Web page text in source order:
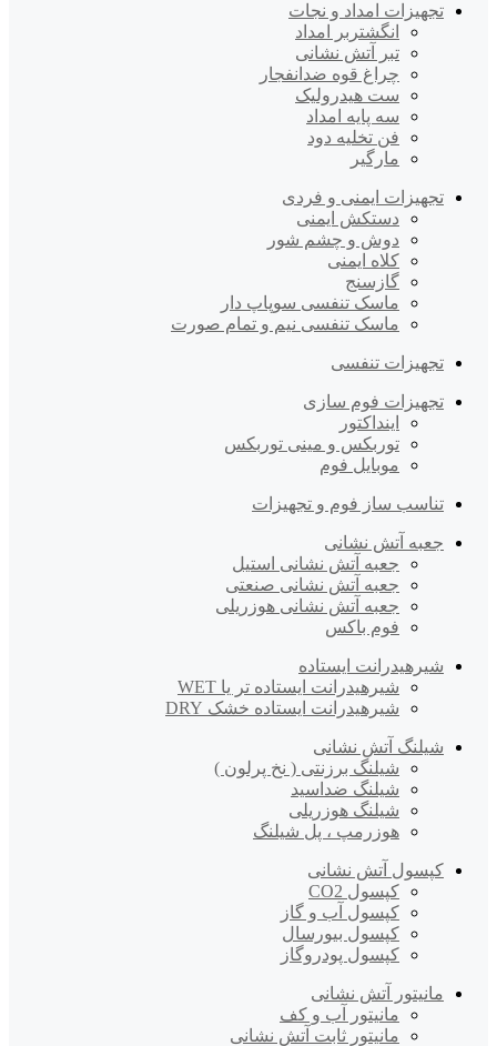
تجهیزات امداد و نجات
انگشتربر امداد
تبر آتش نشانی
چراغ قوه ضدانفجار
ست هیدرولیک
سه پایه امداد
فن تخلیه دود
مارگیر
تجهیزات ایمنی و فردی
دستکش ایمنی
دوش و چشم شور
کلاه ایمنی
گازسنج
ماسک تنفسی سوپاپ دار
ماسک تنفسی نیم و تمام صورت
تجهیزات تنفسی
تجهیزات فوم سازی
اینداکتور
توربکس و مینی توربکس
موبایل فوم
تناسب ساز فوم و تجهیزات
جعبه آتش نشانی
جعبه آتش نشانی استیل
جعبه آتش نشانی صنعتی
جعبه آتش نشانی هوزریلی
فوم باکس
شیرهیدرانت ایستاده
شیرهیدرانت ایستاده تر یا WET
شیرهیدرانت ایستاده خشک DRY
شیلنگ آتش نشانی
شیلنگ برزنتی ( نخ پرلون )
شیلنگ ضداسید
شیلنگ هوزریلی
هوزرمپ ، پل شیلنگ
کپسول آتش نشانی
کپسول CO2
کپسول آب و گاز
کپسول بیورسال
کپسول پودروگاز
مانیتور آتش نشانی
مانیتور آب و کف
مانیتور ثابت آتش نشانی